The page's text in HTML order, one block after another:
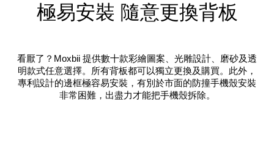
極易安裝 隨意更換背板
看厭了？Moxbii 提供數十款彩繪圖案、光雕設計、磨砂及透
明款式任意選擇。所有背板都可以獨立更換及購買。此外，
專利設計的邊框極容易安裝，有別於市面的防撞手機殼安裝
非常困難，出盡力才能把手機殼拆除。